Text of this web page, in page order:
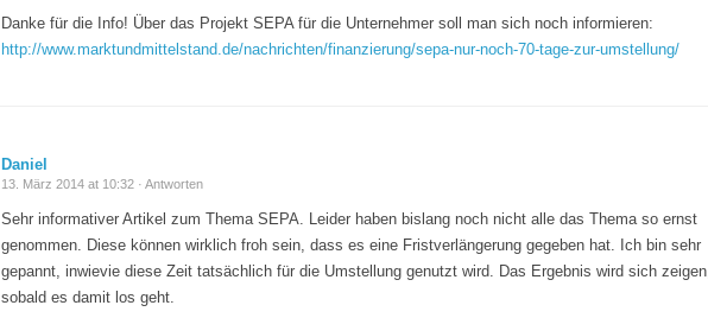
Danke für die Info! Über das Projekt SEPA für die Unternehmer soll man sich noch informieren:
http://www.marktundmittelstand.de/nachrichten/finanzierung/sepa-nur-noch-70-tage-zur-umstellung/
Daniel
13. März 2014 at 10:32 · Antworten
Sehr informativer Artikel zum Thema SEPA. Leider haben bislang noch nicht alle das Thema so ernst
genommen. Diese können wirklich froh sein, dass es eine Fristverlängerung gegeben hat. Ich bin sehr
gepannt, inwievie diese Zeit tatsächlich für die Umstellung genutzt wird. Das Ergebnis wird sich zeigen,
sobald es damit los geht.